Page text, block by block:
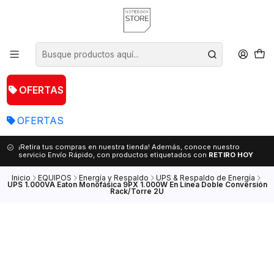
OFERTAS
OFERTAS
¡Retira tus compras en nuestra tienda! Además, conoce nuestro
servicio Envío Rápido, con productos etiquetados con RETIRO HOY
Inicio EQUIPOS Energía y Respaldo UPS & Respaldo de Energía
UPS 1.000VA Eaton Monofásica 9PX 1.000W En Línea Doble Conversión
Rack/Torre 2U